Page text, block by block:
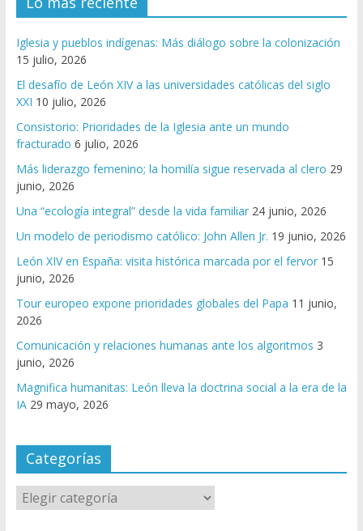
Iglesia y pueblos indígenas: Más diálogo sobre la colonización
15 julio, 2026
El desafío de León XIV a las universidades católicas del siglo
XXI 10 julio, 2026
Consistorio: Prioridades de la Iglesia ante un mundo
fracturado 6 julio, 2026
Más liderazgo femenino; la homilía sigue reservada al clero 29
junio, 2026
Una “ecología integral” desde la vida familiar 24 junio, 2026
Un modelo de periodismo católico: John Allen Jr. 19 junio, 2026
León XIV en España: visita histórica marcada por el fervor 15
junio, 2026
Tour europeo expone prioridades globales del Papa 11 junio,
2026
Comunicación y relaciones humanas ante los algoritmos 3
junio, 2026
Magnifica humanitas: León lleva la doctrina social a la era de la
IA 29 mayo, 2026
Categorías